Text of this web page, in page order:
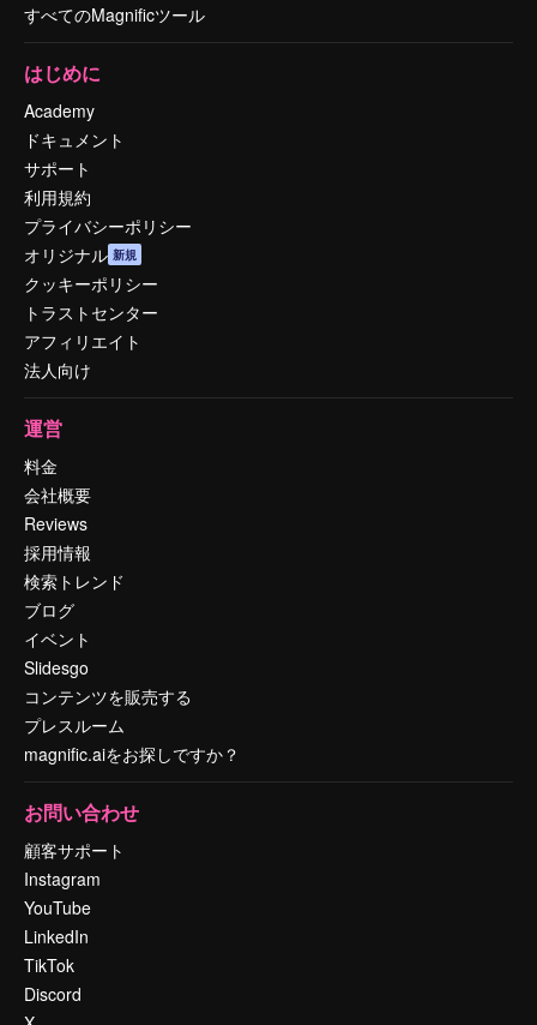
すべてのMagnificツール
はじめに
Academy
ドキュメント
サポート
利用規約
プライバシーポリシー
オリジナル 新規
クッキーポリシー
トラストセンター
アフィリエイト
法人向け
運営
料金
会社概要
Reviews
採用情報
検索トレンド
ブログ
イベント
Slidesgo
コンテンツを販売する
プレスルーム
magnific.aiをお探しですか？
お問い合わせ
顧客サポート
Instagram
YouTube
LinkedIn
TikTok
Discord